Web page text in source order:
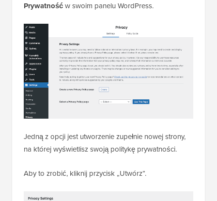
Prywatnośćw swoim panelu WordPress.
Jedną z opcji jest utworzenie zupełnie nowej strony,
na której wyświetlisz swoją politykę prywatności.
Aby to zrobić, kliknij przycisk „Utwórz”.